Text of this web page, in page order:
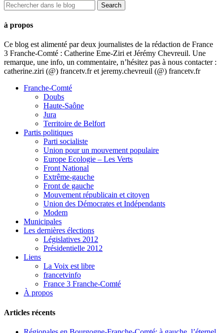
à propos
Ce blog est alimenté par deux journalistes de la rédaction de France
3 Franche-Comté : Catherine Eme-Ziri et Jérémy Chevreuil. Une
remarque, une info, un commentaire, n’hésitez pas à nous contacter :
catherine.ziri (@) francetv.fr et jeremy.chevreuil (@) francetv.fr
Franche-Comté
Doubs
Haute-Saône
Jura
Territoire de Belfort
Partis politiques
Parti socialiste
Union pour un mouvement populaire
Europe Ecologie – Les Verts
Front National
Extrême-gauche
Front de gauche
Mouvement républicain et citoyen
Union des Démocrates et Indépendants
Modem
Municipales
Les dernières élections
Législatives 2012
Présidentielle 2012
Liens
La Voix est libre
francetvinfo
France 3 Franche-Comté
À propos
Articles récents